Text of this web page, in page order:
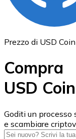
USD Coin
USDC
Prezzo di USD Coin
Compra
USD
Goditi un processo
e scambiare